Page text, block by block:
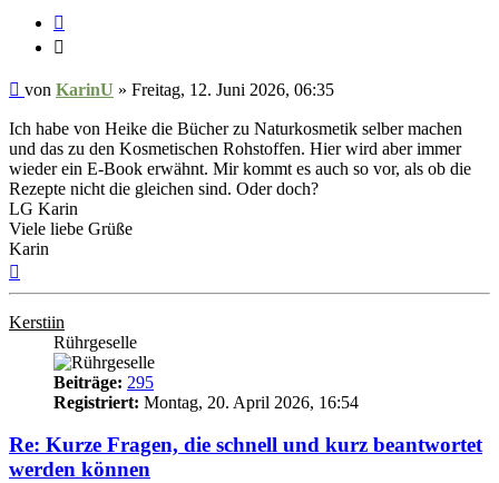
Ungelesener
von KarinU » Freitag, 12. Juni 2026, 06:35
Ich habe von Heike die Bücher zu Naturkosmetik selber machen
und das zu den Kosmetischen Rohstoffen. Hier wird aber immer
wieder ein E-Book erwähnt. Mir kommt es auch so vor, als ob die
Rezepte nicht die gleichen sind. Oder doch?
LG Karin
Viele liebe Grüße
Karin
Kerstiin
Rührgeselle
Beiträge: 295
Registriert: Montag, 20. April 2026, 16:54
Re: Kurze Fragen, die schnell und kurz beantwortet
werden können